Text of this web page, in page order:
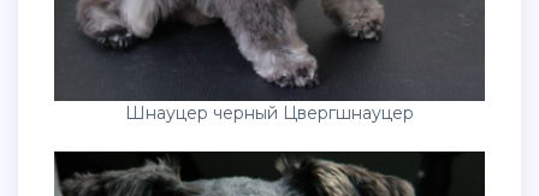
Шнауцер черный Цвергшнауцер